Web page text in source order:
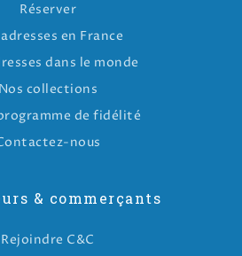
Réserver
en France
dans le monde
Nos collections
de fidélité
nous
& commerçants
Rejoindre C&C